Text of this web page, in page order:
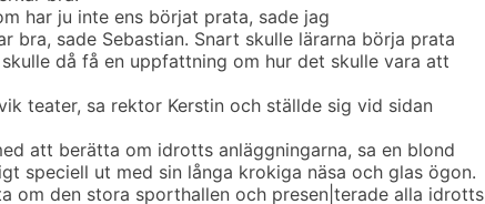
har ju inte ens börjat prata, sade jag
bra, sade Sebastian. Snart skulle lärarna börja prata
då få en uppfattning om hur det skulle vara att
teater, sa rektor Kerstin och ställde sig vid sidan
att berätta om idrotts anläggningarna, sa en blond
speciell ut med sin långa krokiga näsa och glas ögon.
om den stora sporthallen och presen|terade alla idrotts